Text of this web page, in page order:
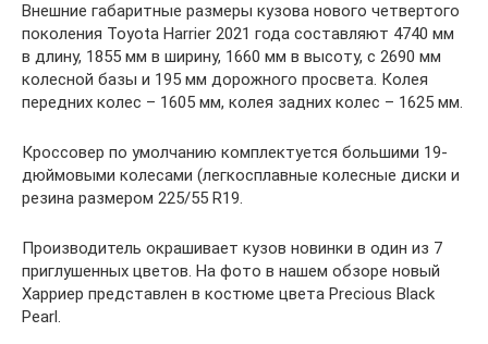
Внешние габаритные размеры кузова нового четвертого
поколения Toyota Harrier 2021 года составляют 4740 мм
в длину, 1855 мм в ширину, 1660 мм в высоту, с 2690 мм
колесной базы и 195 мм дорожного просвета. Колея
передних колес – 1605 мм, колея задних колес – 1625 мм.
Кроссовер по умолчанию комплектуется большими 19-
дюймовыми колесами (легкосплавные колесные диски и
резина размером 225/55 R19.
Производитель окрашивает кузов новинки в один из 7
приглушенных цветов. На фото в нашем обзоре новый
Харриер представлен в костюме цвета Precious Black
Pearl.